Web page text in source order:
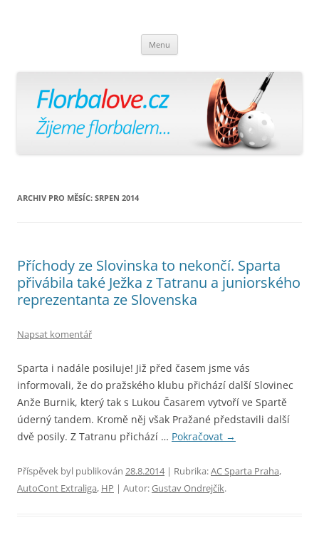
Menu
webu
ARCHIV PRO MĚSÍC: SRPEN 2014
Příchody ze Slovinska to nekončí. Sparta
přivábila také Ježka z Tatranu a juniorského
reprezentanta ze Slovenska
Napsat komentář
Sparta i nadále posiluje! Již před časem jsme vás
informovali, že do pražského klubu přichází další Slovinec
Anže Burnik, který tak s Lukou Časarem vytvoří ve Spartě
úderný tandem. Kromě něj však Pražané představili další
dvě posily. Z Tatranu přichází … Pokračovat →
Příspěvek byl publikován 28.8.2014| Rubrika:AC Sparta Praha,
AutoCont Extraliga, HP | Autor:Gustav Ondrejčík.